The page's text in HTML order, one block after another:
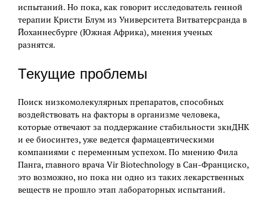
испытаний. Но пока, как говорит исследователь генной
терапии Кристи Блум из Университета Витватерсранда в
Йоханнесбурге (Южная Африка), мнения ученых
разнятся.
Текущие проблемы
Поиск низкомолекулярных препаратов, способных
воздействовать на факторы в организме человека,
которые отвечают за поддержание стабильности зкнДНК
и ее биосинтез, уже ведется фармацевтическими
компаниями с переменным успехом. По мнению Фила
Панга, главного врача Vir Biotechnology в Сан-Франциско,
это возможно, но пока ни одно из таких лекарственных
веществ не прошло этап лабораторных испытаний.